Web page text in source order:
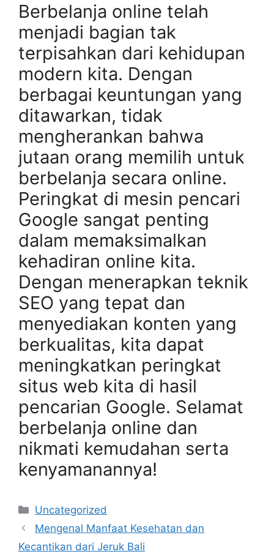
Berbelanja online telah
menjadi bagian tak
terpisahkan dari kehidupan
modern kita. Dengan
berbagai keuntungan yang
ditawarkan, tidak
mengherankan bahwa
jutaan orang memilih untuk
berbelanja secara online.
Peringkat di mesin pencari
Google sangat penting
dalam memaksimalkan
kehadiran online kita.
Dengan menerapkan teknik
SEO yang tepat dan
menyediakan konten yang
berkualitas, kita dapat
meningkatkan peringkat
situs web kita di hasil
pencarian Google. Selamat
berbelanja online dan
nikmati kemudahan serta
kenyamanannya!
Categories
Uncategorized
Mengenal Manfaat Kesehatan dan
Kecantikan dari Jeruk Bali